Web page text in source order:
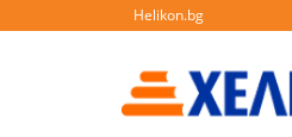
Helikon.bg